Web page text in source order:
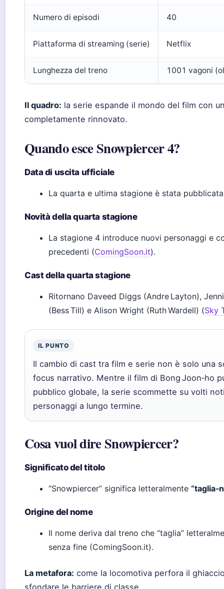
Numero di episodi 40
Piattaforma di streaming (serie) Netflix
Lunghezza del treno 1001 vagoni
Il quadro: la serie espande il mondo del film con
completamente rinnovato.
Quando esce Snowpiercer 4?
Data di uscita ufficiale
La quarta e ultima stagione è stata
Novità della quarta stagione
La stagione 4 introduce nuovi personaggi e
precedenti (ComingSoon.it).
Cast della quarta stagione
Ritornano Daveed Diggs (Andre Layton),
(Bess Till) e Alison Wright (Ruth Wardell) (Sky
IL PUNTO
Il cambio di cast tra film e serie non è solo una
focus narrativo. Mentre il film di Bong Joon‑ho
pubblico globale, la serie scommette su volti
personaggi a lungo termine.
Cosa vuol dire Snowpiercer?
Significato del titolo
“Snowpiercer” significa letteralmente
Origine del nome
Il nome deriva dal treno che “taglia”
senza fine (ComingSoon.it).
La metafora: come la locomotiva perfora il
sfondare le barriere di classe.